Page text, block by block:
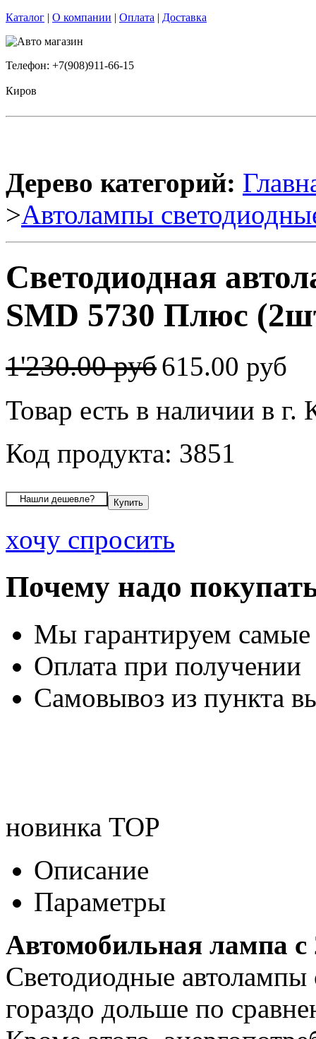
Каталог | О компании | Оплата | Доставка
Телефон: +7(908)911-66-15
Киров
Дерево категорий:
>Автолампы
Светодиодная
SMD 5730 Плюс
1'230.00 руб615.00 руб
Товар есть в наличии в г.
Код продукта: 3851
хочу спросить
Почему надо
Мы гарантируем
Оплата при получении
Самовывоз из пункта
новинка TOP
Описание
Параметры
Автомобильная лампа c
Светодиодные автолампы
гораздо дольше по